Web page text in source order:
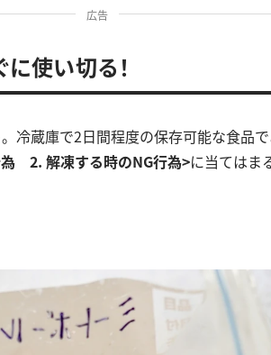
広告
使い切る！
冷蔵庫で2日間程度の保存可能な食品
為 2. 解凍する時のNG行為>に当てはま